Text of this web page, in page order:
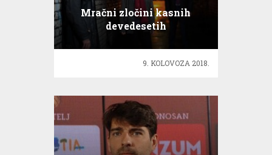
Mračni zločini kasnih
devedesetih
9. KOLOVOZA 2018.